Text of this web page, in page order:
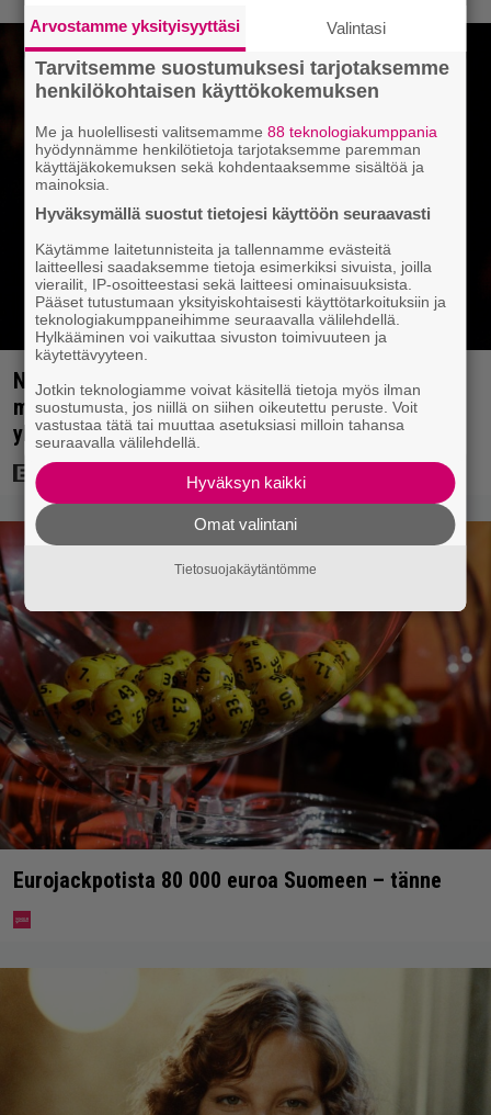
Nyt Netflixissä: Christopher Nolanin viiden tähden
mysteerileffa – ”Huikean hienosti kirjoitettu
yllätyskäänteiden sarja”
Eurojackpotista 80 000 euroa Suomeen – tänne
Arvostamme yksityisyyttäsi Valintasi
Tarvitsemme suostumuksesi tarjotaksemme
henkilökohtaisen käyttökokemuksen
Me ja huolellisesti valitsemamme88 teknologiakumppania
hyödynnämme henkilötietoja tarjotaksemme paremman
käyttäjäkokemuksen sekä kohdentaaksemme sisältöä ja
mainoksia.
Hyväksymällä suostut tietojesi käyttöön seuraavasti
Käytämme laitetunnisteita ja tallennamme evästeitä
laitteellesi saadaksemme tietoja esimerkiksi sivuista, joilla
vierailit, IP-osoitteestasi sekä laitteesi ominaisuuksista.
Pääset tutustumaan yksityiskohtaisesti käyttötarkoituksiin ja
teknologiakumppaneihimme seuraavalla välilehdellä.
Hylkääminen voi vaikuttaa sivuston toimivuuteen ja
käytettävyyteen.
Jotkin teknologiamme voivat käsitellä tietoja myös ilman
suostumusta, jos niillä on siihen oikeutettu peruste. Voit
vastustaa tätä tai muuttaa asetuksiasi milloin tahansa
seuraavalla välilehdellä.
Hyväksyn kaikki
Omat valintani
Tietosuojakäytäntömme